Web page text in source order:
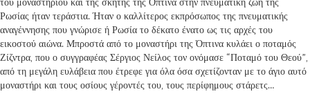
Ρωσίας ήταν τεράστια. Ήταν ο καλλίτερος εκπρόσωπος της πνευματικής
αναγέννησης που γνώρισε ή Ρωσία το δέκατο ένατο ως τις αρχές του
εικοστού αιώνα. Μπροστά από το μοναστήρι της Όπτινα κυλάει ο ποταμός
Ζίζντρα, που ο συγγραφέας Σέργιος Νείλος τον ονόμασε “Ποταμό του Θεού”,
από τη μεγάλη ευλάβεια που έτρεφε για όλα όσα σχετίζονταν με το άγιο αυτό
μοναστήρι και τους οσίους γέροντές του, τους περίφημους στάρετς…